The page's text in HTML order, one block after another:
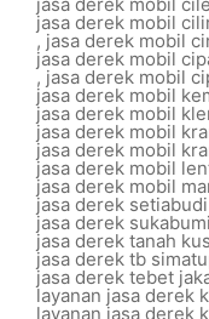
jasa derek mobil
, jasa derek mobil
jasa derek mobil
, jasa derek mobil
jasa derek mobil
jasa derek mobil
jasa derek mobil
jasa derek mobil
jasa derek mobil
jasa derek mobil
jasa derek
jasa derek
jasa derek tanah
jasa derek tb
jasa derek tebet
layanan jasa derek
layanan jasa derek